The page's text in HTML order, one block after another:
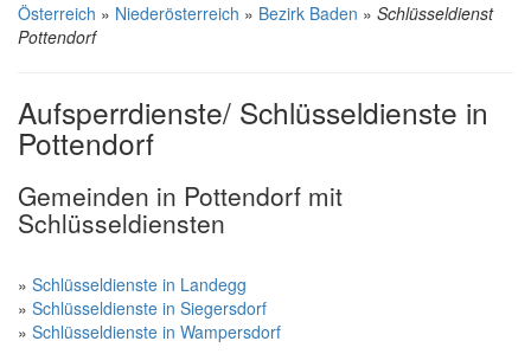
Österreich » Niederösterreich » Bezirk Baden » Schlüsseldienst
Pottendorf
Aufsperrdienste/ Schlüsseldienste in
Pottendorf
Gemeinden in Pottendorf mit
Schlüsseldiensten
» Schlüsseldienste in Landegg
» Schlüsseldienste in Siegersdorf
» Schlüsseldienste in Wampersdorf